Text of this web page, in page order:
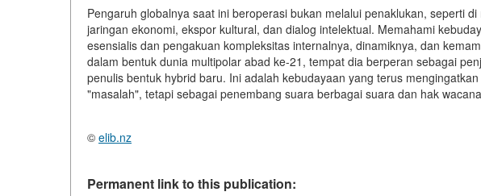
Pengaruh globalnya saat ini beroperasi bukan melalui penaklukan, seperti
jaringan ekonomi, ekspor kultural, dan dialog intelektual. Memahami
esensialis dan pengakuan kompleksitas internalnya, dinamiknya, dan
dalam bentuk dunia multipolar abad ke-21, tempat dia berperan sebagai
penulis bentuk hybrid baru. Ini adalah kebudayaan yang terus
"masalah", tetapi sebagai penembang suara berbagai suara dan hak
© elib.nz
Permanent link to this publication: